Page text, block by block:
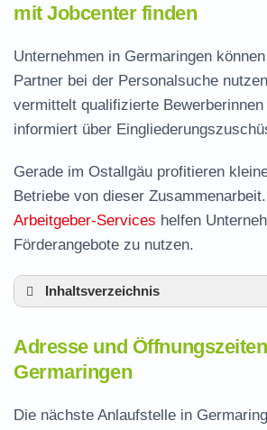
mit Jobcenter finden
Unternehmen in Germaringen
Partner bei der Personalsuche
vermittelt qualifizierte
informiert über
Gerade im Ostallgäu profitieren
Betriebe von dieser
Arbeitgeber-Services helfen
Förderangebote zu nutzen.
Inhaltsverzeichnis
Leistungen der
Germaringen
Termin vereinbaren und
Adresse und
Germaringen
Die nächste Anlaufstelle in